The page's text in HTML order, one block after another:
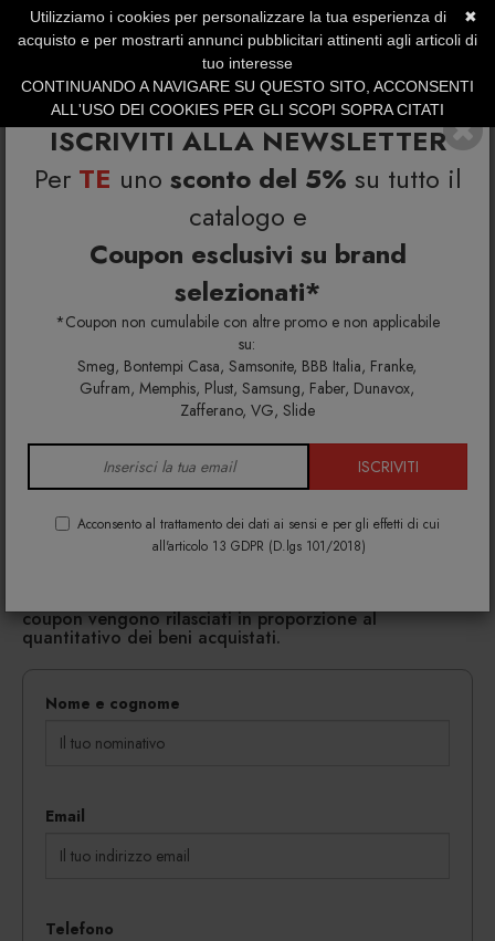
ISCRIVITI ALLA NEWSLETTER
Per TE uno sconto del 5% su tutto il
catalogo e
Coupon esclusivi su brand
selezionati*
*Coupon non cumulabile con altre promo e non applicabile
su:
Smeg, Bontempi Casa, Samsonite, BBB Italia, Franke,
Gufram, Memphis, Plust, Samsung, Faber, Dunavox,
Zafferano, VG, Slide
ISCRIVITI
Acconsento al trattamento dei dati ai sensi e per gli effetti di cui
all'articolo 13 GDPR (D.lgs 101/2018)
SERVIZIO CLIENTI +39.0773.470.562
SUMMER SALES | Fino al 31 Agosto
Richiedi info e un'offerta personalizzata per te
Springtime Tavolo 160x80x75 SP3121
Richiedi maggiori info e la tua
offerta personalizzata per
Springtime Tavolo 160x80x75
SP3121
Riempi il modulo di seguito per avere maggiori
informazioni su colori, materiali e disponibilità.
coupon vengono rilasciati in proporzione al
quantitativo dei beni acquistati.
Nome e cognome
Email
Telefono
✖
Utilizziamo i cookies per personalizzare la tua esperienza di
acquisto e per mostrarti annunci pubblicitari attinenti agli articoli di
tuo interesse
CONTINUANDO A NAVIGARE SU QUESTO SITO, ACCONSENTI
ALL'USO DEI COOKIES PER GLI SCOPI SOPRA CITATI